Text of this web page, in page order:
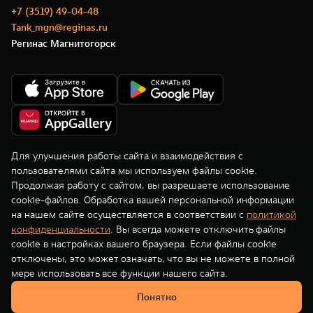
TANK 500
от 6 499 000 ₽ от 10 199 000 ₽
WEY 07
Расширяя границы комфорта
от 6 149 000 ₽
WEY 05
Эстетика нового времени
от 5 699 000 ₽
TANK Финансы
Корпоративным клиентам
TANK ФИНАНСЫ
TANK Кредит
TANK Лизинг
TANK Страхование
Сервис
Специальные предложения
ЦИФРОВЫЕ СЕРВИСЫ TANK
Цифровые сервисы TANK
Подписки
+7 (3519) 49-04-48
Tank_mgn@reginas.ru
Регинас Магнитогорск
© ООО «Грейт Волл Мотор Рус»
Для улучшения работы сайта и взаимодействия с
пользователями сайта мы используем файлы cookie.
Продолжая работу с сайтом, вы разрешаете использование
cookie-файлов. Обработка вашей персональной информации
на нашем сайте осуществляется в соответствии с политикой
конфиденциальности. Вы всегда можете отключить файлы
cookie в настройках вашего браузера. Если файлы cookie
отключены, это может означать, что вы не можете в полной
мере использовать все функции нашего сайта.
Понятно